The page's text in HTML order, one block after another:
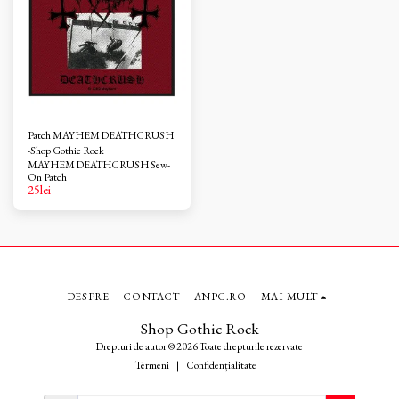
Patch MAYHEM DEATHCRUSH
-Shop Gothic Rock
MAYHEM DEATHCRUSH Sew-
On Patch
25lei
Shop Gothic Rock
Drepturi de autor © 2026 Toate drepturile rezervate
Termeni | Confidențialitate
DESPRE CONTACT ANPC.RO MAI MULT